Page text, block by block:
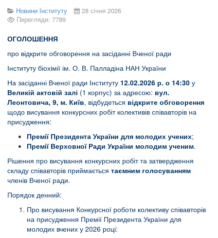
Новини Інституту
28 січня 2026
Перегляди: 7789
ОГОЛОШЕННЯ
про відкрите обговорення на засіданні Вченої ради
Інституту біохімії ім. О. В. Палладіна НАН України
На засіданні Вченої ради Інституту 12.02.2026 р. о 14:30 у
Великій актовій залі (1 корпус) за адресою: вул.
Леонтовича, 9, м. Київ, відбудеться відкрите обговорення
щодо висування конкурсних робіт колективів співавторів на
присудження:
Премії Президента України для молодих учених;
Премії Верховної Ради України молодим ученим.
Рішення про висування конкурсних робіт та затвердження
складу співавторів приймається таємним голосуванням
членів Вченої ради.
Порядок денний:
Про висування Конкурсної роботи колективу співавторів
на присудження Премії Президента України для
молодих вчених у 2026 році: